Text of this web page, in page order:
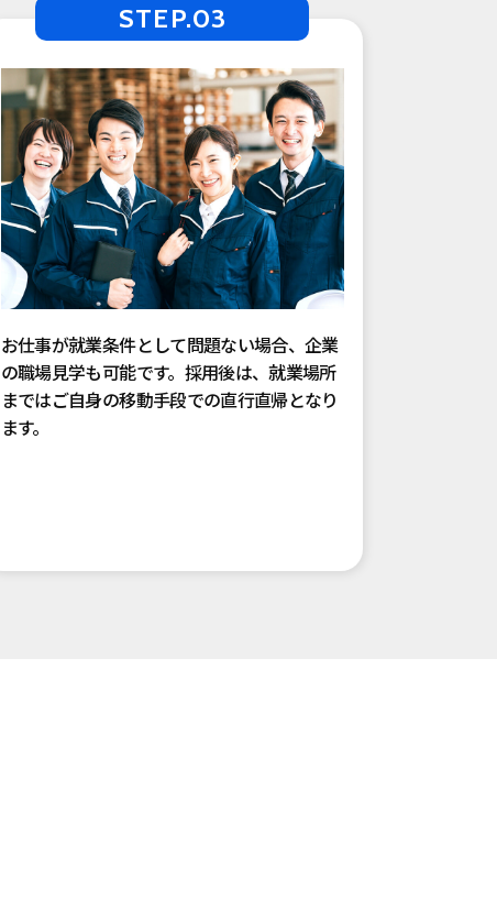
STEP.03
お仕事が就業条件として問題ない場合、企業
の職場見学も可能です。採用後は、就業場所
まではご自身の移動手段での直行直帰となり
ます。